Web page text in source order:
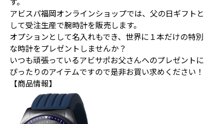
アビスパ福岡オンラインショップでは、父の日ギフトと
して受注生産で腕時計を販売します。
オプションとして名入れもでき、世界に１本だけの特別
な時計をプレゼントしませんか？
いつも頑張っているアビサポお父さんへのプレゼントに
ぴったりのアイテムですので是非お買い求めください！
【商品情報】